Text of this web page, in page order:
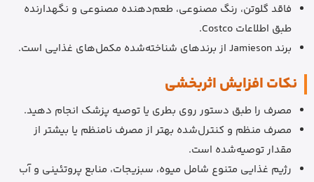
فاقد گلوتن، رنگ مصنوعی، طعم‌دهنده مصنوعی و نگهدارنده
طبق اطلاعات Costco.
برند Jamieson از برندهای شناخته‌شده مکمل‌های غذایی است.
نکات افزایش اثربخشی
مصرف را طبق دستور روی بطری یا توصیه پزشک انجام دهید.
مصرف منظم و کنترل‌شده بهتر از مصرف نامنظم یا بیشتر از
مقدار توصیه‌شده است.
رژیم غذایی متنوع شامل میوه، سبزیجات، منابع پروتئینی و آب